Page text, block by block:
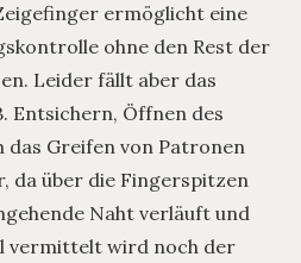
ermöglicht eine
ohne den Rest der
Leider fällt aber das
Entsichern, Öffnen des
das Greifen von Patronen
da über die Fingerspitzen
Naht verläuft und
vermittelt wird noch der